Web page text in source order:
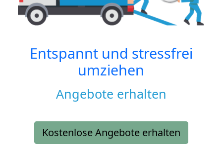
Entspannt und stressfrei
umziehen
Angebote erhalten
Kostenlose Angebote erhalten